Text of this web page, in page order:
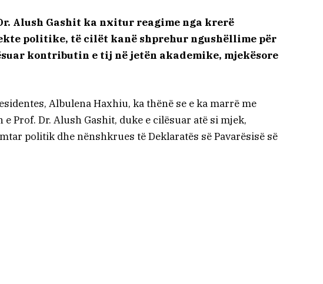
Alush Gashit ka nxitur reagime nga krerë
politike, të cilët kanë shprehur ngushëllime për
kontributin e tij në jetën akademike, mjekësore
Albulena Haxhiu, ka thënë se e ka marrë me
Prof. Dr. Alush Gashit, duke e cilësuar atë si mjek,
politik dhe nënshkrues të Deklaratës së Pavarësisë së